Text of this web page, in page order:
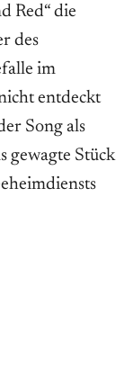
Red“ die
des
im
entdeckt
Song als
gewagte Stück